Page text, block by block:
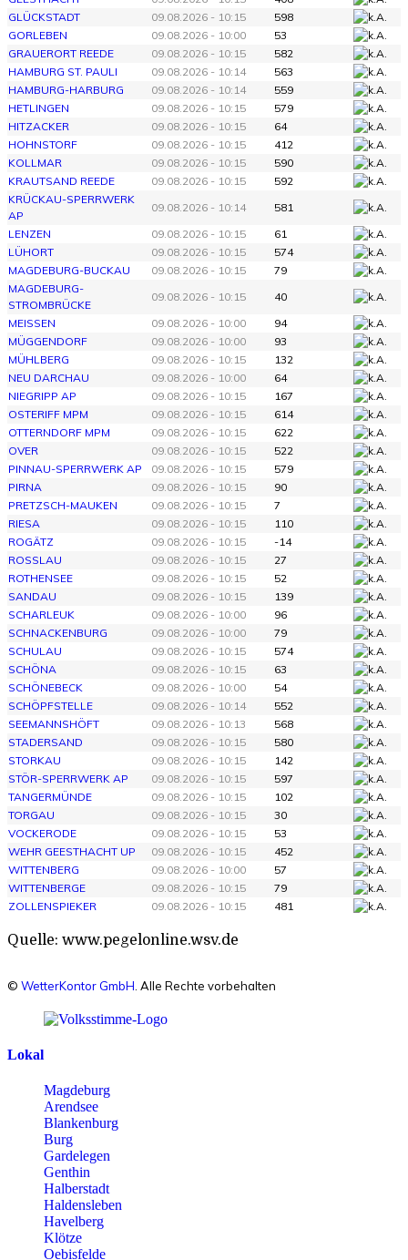
GLÜCKSTADT
09.08.2026 - 10:15
598
GORLEBEN
09.08.2026 - 10:00
53
GRAUERORT REEDE
09.08.2026 - 10:15
582
HAMBURG ST. PAULI
09.08.2026 - 10:14
563
HAMBURG-HARBURG
09.08.2026 - 10:14
559
HETLINGEN
09.08.2026 - 10:15
579
HITZACKER
09.08.2026 - 10:15
64
HOHNSTORF
09.08.2026 - 10:15
412
KOLLMAR
09.08.2026 - 10:15
590
KRAUTSAND REEDE
09.08.2026 - 10:15
592
KRÜCKAU-SPERRWERK
AP
09.08.2026 - 10:14
581
LENZEN
09.08.2026 - 10:15
61
LÜHORT
09.08.2026 - 10:15
574
MAGDEBURG-BUCKAU
09.08.2026 - 10:15
79
MAGDEBURG-
STROMBRÜCKE
09.08.2026 - 10:15
40
MEISSEN
09.08.2026 - 10:00
94
MÜGGENDORF
09.08.2026 - 10:00
93
MÜHLBERG
09.08.2026 - 10:15
132
NEU DARCHAU
09.08.2026 - 10:00
64
NIEGRIPP AP
09.08.2026 - 10:15
167
OSTERIFF MPM
09.08.2026 - 10:15
614
OTTERNDORF MPM
09.08.2026 - 10:15
622
OVER
09.08.2026 - 10:15
522
PINNAU-SPERRWERK AP
09.08.2026 - 10:15
579
PIRNA
09.08.2026 - 10:15
90
PRETZSCH-MAUKEN
09.08.2026 - 10:15
7
RIESA
09.08.2026 - 10:15
110
ROGÄTZ
09.08.2026 - 10:15
-14
ROSSLAU
09.08.2026 - 10:15
27
ROTHENSEE
09.08.2026 - 10:15
52
SANDAU
09.08.2026 - 10:15
139
SCHARLEUK
09.08.2026 - 10:00
96
SCHNACKENBURG
09.08.2026 - 10:00
79
SCHULAU
09.08.2026 - 10:15
574
SCHÖNA
09.08.2026 - 10:15
63
SCHÖNEBECK
09.08.2026 - 10:00
54
SCHÖPFSTELLE
09.08.2026 - 10:14
552
SEEMANNSHÖFT
09.08.2026 - 10:13
568
STADERSAND
09.08.2026 - 10:15
580
STORKAU
09.08.2026 - 10:15
142
STÖR-SPERRWERK AP
09.08.2026 - 10:15
597
TANGERMÜNDE
09.08.2026 - 10:15
102
TORGAU
09.08.2026 - 10:15
30
VOCKERODE
09.08.2026 - 10:15
53
WEHR GEESTHACHT UP
09.08.2026 - 10:15
452
WITTENBERG
09.08.2026 - 10:00
57
WITTENBERGE
09.08.2026 - 10:15
79
ZOLLENSPIEKER
09.08.2026 - 10:15 481
Quelle: www.pegelonline.wsv.de
© WetterKontor GmbH . Alle Rechte vorbehalten
Lokal
Magdeburg
Arendsee
Blankenburg
Burg
Gardelegen
Genthin
Halberstadt
Haldensleben
Havelberg
Klötze
Oebisfelde